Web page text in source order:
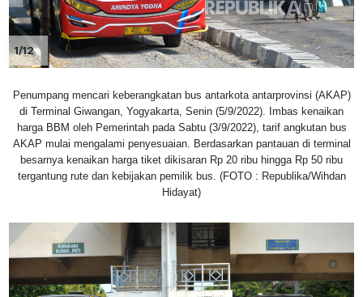
1/12
Penumpang mencari keberangkatan bus antarkota antarprovinsi (AKAP)
di Terminal Giwangan, Yogyakarta, Senin (5/9/2022). Imbas kenaikan
harga BBM oleh Pemerintah pada Sabtu (3/9/2022), tarif angkutan bus
AKAP mulai mengalami penyesuaian. Berdasarkan pantauan di terminal
besarnya kenaikan harga tiket dikisaran Rp 20 ribu hingga Rp 50 ribu
tergantung rute dan kebijakan pemilik bus. (FOTO : Republika/Wihdan
Hidayat)